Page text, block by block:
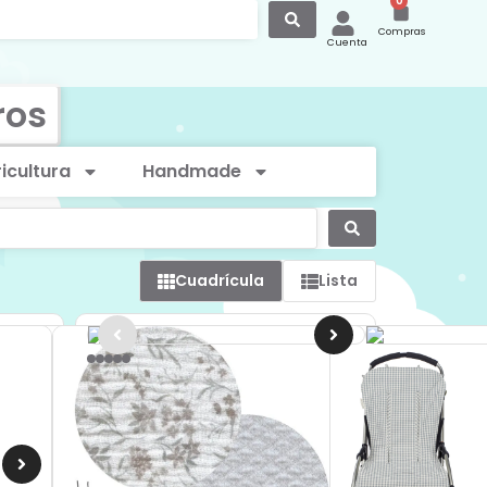
Cuenta
Compras
Handmade
Cuadrícula Lista
Colchoneta Botton flowers Walk...
34,90€ IVA Incluido
Añadir al carrito